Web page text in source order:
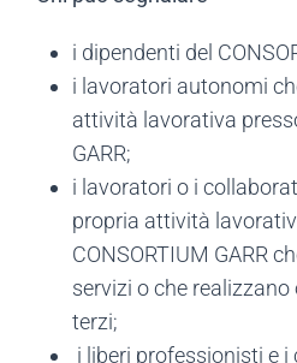
i dipendenti del
i lavoratori autonomi
attività lavorativa
GARR;
i lavoratori o i
propria attività
CONSORTIUM GARR
servizi o che realizzano
terzi;
i liberi professionisti e i